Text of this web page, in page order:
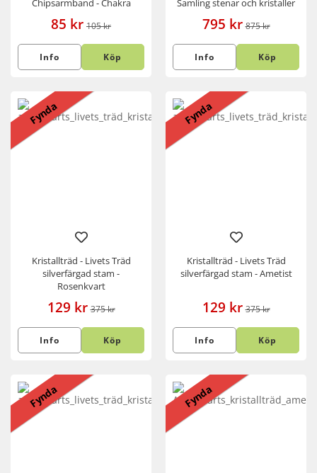
Chipsarmband - Chakra
85 kr 105 kr
Info Köp
Samling stenar och kristaller
795 kr 875 kr
Info Köp
Fynda
Kristallträd - Livets Träd
silverfärgad stam -
Rosenkvart
129 kr 375 kr
Info Köp
Fynda
Kristallträd - Livets Träd
silverfärgad stam - Ametist
129 kr 375 kr
Info Köp
Fynda Fynda